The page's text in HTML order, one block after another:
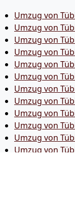
Umzug von
Umzug von
Umzug von
Umzug von
Umzug von
Umzug von
Umzug von
Umzug von
Umzug von
Umzug von
Umzug von
Umzug von